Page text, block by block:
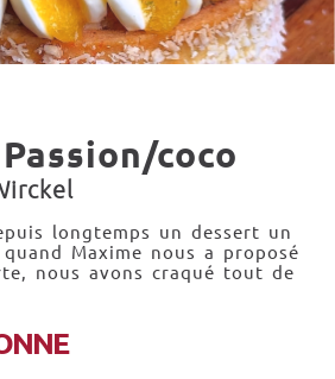
coco
longtemps un dessert un
Maxime nous a proposé
nous avons craqué tout de